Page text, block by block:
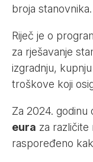
broja stanovnika.
Riječ je o
za rješavanje
izgradnju,
troškove koji
Za 2024. godinu
eura za
raspoređeno